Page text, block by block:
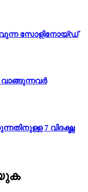
സോളിനോയ്ഡ്
7 വിദഗ്ദ്ധ